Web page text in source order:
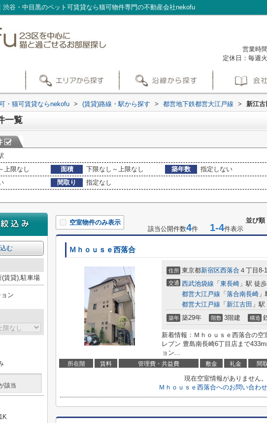
渋谷・中目黒のペット可賃貸なら猫可物件専門の不動産会社nekofu
営業時
定休日：毎週
・猫可賃貸ならnekofu > (賃貸)路線・駅から探す > 都営地下鉄都営大江戸線 > 新江古
一覧
上限なし 面積 下限なし～上限なし 築年数
指定しない
間取り
指定なし
並び順
空室物件のみ表示
該当公開件数4件 1-4件表示
Ｍｈｏｕｓｅ西落合
住所 東京都新宿区西落合 ４丁目8-
交通 西武池袋線 「 東長崎 」駅 徒
都営大江戸線 「 落合南長崎
都営大江戸線 「 新江古田 」
築年 築29年 階数 3階建 構造
新着情報：Ｍｈｏｕｓｅ西落合の
レブン 豊島南長崎6丁目店まで
ョン...
所在階 賃料 管理費・共益費 敷金 礼金 間
現在空室情報がありません。
Ｍｈｏｕｓｅ西落合へのお問い合わ
む
賃貸),駐車場
ン
該当
1K